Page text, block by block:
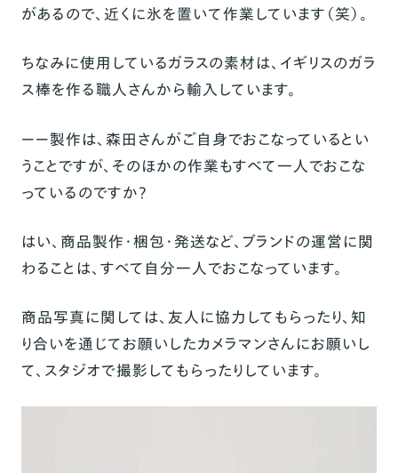
があるので、近くに氷を置いて作業しています（笑）。
ちなみに使用しているガラスの素材は、イギリスのガラ
ス棒を作る職人さんから輸入しています。
ーー製作は、森田さんがご自身でおこなっているとい
うことですが、そのほかの作業もすべて一人でおこな
っているのですか？
はい、商品製作・梱包・発送など、ブランドの運営に関
わることは、すべて自分一人でおこなっています。
商品写真に関しては、友人に協力してもらったり、知
り合いを通じてお願いしたカメラマンさんにお願いし
て、スタジオで撮影してもらったりしています。